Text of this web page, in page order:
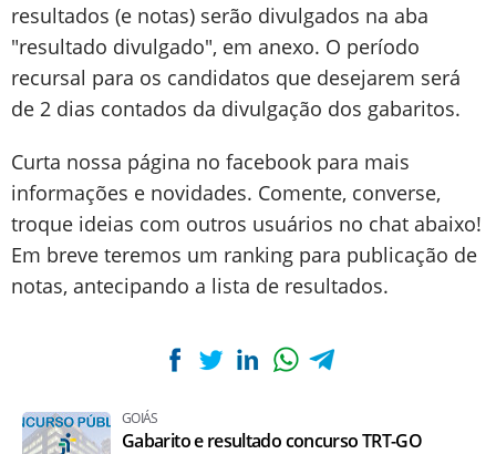
resultados (e notas) serão divulgados na aba
"resultado divulgado", em anexo. O período
recursal para os candidatos que desejarem será
de 2 dias contados da divulgação dos gabaritos.
Curta nossa página no facebook para mais
informações e novidades. Comente, converse,
troque ideias com outros usuários no chat abaixo!
Em breve teremos um ranking para publicação de
notas, antecipando a lista de resultados.
GOIÁS
Gabarito e resultado concurso TRT-GO